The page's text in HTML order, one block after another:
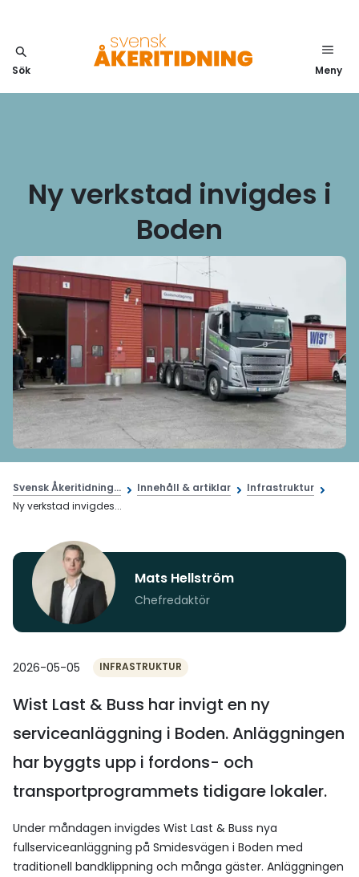
Sök Meny
Ny verkstad invigdes i
Boden
Svensk Åkeritidning... Innehåll & artiklar
Infrastruktur
Ny verkstad invigdes...
Mats Hellström
Chefredaktör
2026-05-05 INFRASTRUKTUR
Wist Last & Buss har invigt en ny
serviceanläggning i Boden. Anläggningen
har byggts upp i fordons- och
transportprogrammets tidigare lokaler.
Under måndagen invigdes Wist Last & Buss nya
fullserviceanläggning på Smidesvägen i Boden med
traditionell bandklippning och många gäster. Anläggningen